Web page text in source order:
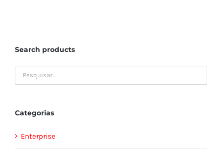
Search products
Categorias
Enterprise